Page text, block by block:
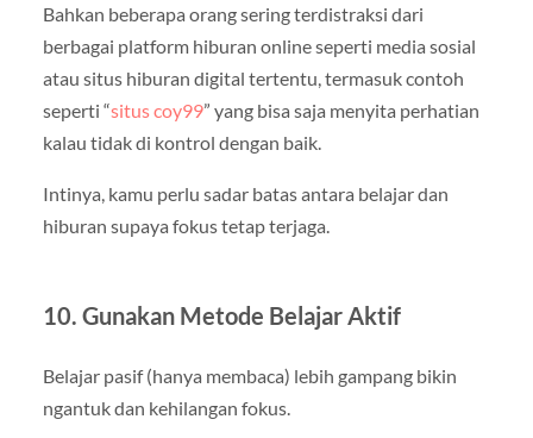
Bahkan beberapa orang sering terdistraksi dari
berbagai platform hiburan online seperti media sosial
atau situs hiburan digital tertentu, termasuk contoh
seperti “situs coy99” yang bisa saja menyita perhatian
kalau tidak di kontrol dengan baik.
Intinya, kamu perlu sadar batas antara belajar dan
hiburan supaya fokus tetap terjaga.
10. Gunakan Metode Belajar Aktif
Belajar pasif (hanya membaca) lebih gampang bikin
ngantuk dan kehilangan fokus.